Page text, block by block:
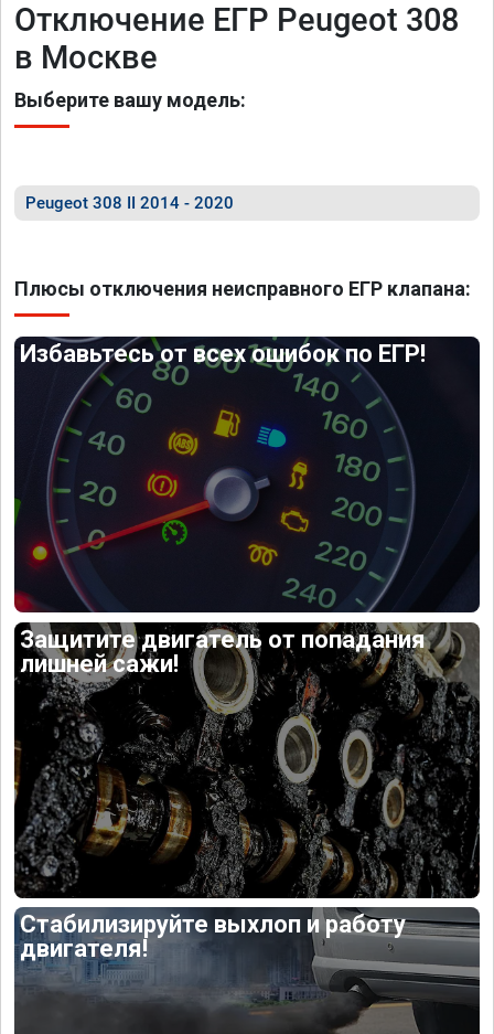
Отключение ЕГР Peugeot 308
в Москве
Выберите вашу модель:
Peugeot 308 II 2014 - 2020
Плюсы отключения неисправного ЕГР клапана:
Избавьтесь от всех ошибок по ЕГР!
Защитите двигатель от попадания
лишней сажи!
Стабилизируйте выхлоп и работу
двигателя!